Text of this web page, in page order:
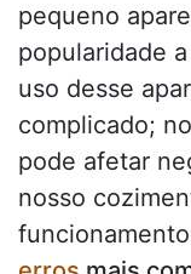
pequeno
popularidade
uso desse
complicado;
pode afetar
nosso